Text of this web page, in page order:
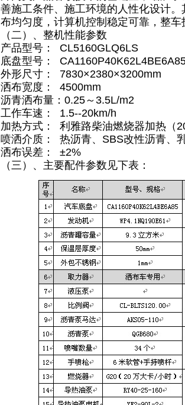
善施工条件、施工环境的人性化设计
布均匀度，计算机控制稳定可靠，整车
（二）、整机性能参数
产品型号： CL5160GLQ6LS
底盘型号：
外形尺寸： 7830×2380×3200mm
洒布宽度： 4500mm
沥青洒布量：0.25～3.5L/m2
工作车速： 1.5--20km/h
加热方式： 利雅路柴油燃烧器加热（
喷洒介质： 热沥青、SBS改性沥青、
洒布误差： ±2%
（三）、主要配件参数见下表：